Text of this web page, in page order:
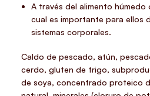
A través del alimento húmedo
cual es importante para ellos
sistemas corporales.
Caldo de pescado, atún,
cerdo, gluten de trigo,
de soya, concentrado proteico